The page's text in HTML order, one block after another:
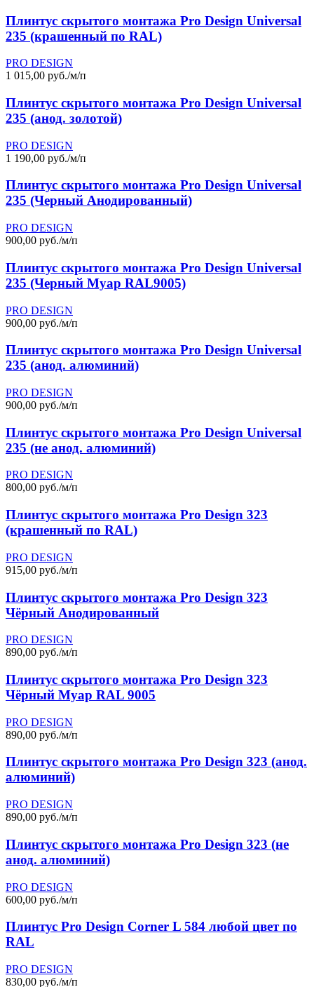
Плинтус скрытого монтажа Pro Design Universal
235 (крашенный по RAL)
PRO DESIGN
1 015,00 руб./м/п
Плинтус скрытого монтажа Pro Design Universal
235 (анод. золотой)
PRO DESIGN
1 190,00 руб./м/п
Плинтус скрытого монтажа Pro Design Universal
235 (Черный Анодированный)
PRO DESIGN
900,00 руб./м/п
Плинтус скрытого монтажа Pro Design Universal
235 (Черный Муар RAL9005)
PRO DESIGN
900,00 руб./м/п
Плинтус скрытого монтажа Pro Design Universal
235 (анод. алюминий)
PRO DESIGN
900,00 руб./м/п
Плинтус скрытого монтажа Pro Design Universal
235 (не анод. алюминий)
PRO DESIGN
800,00 руб./м/п
Плинтус скрытого монтажа Pro Design 323
(крашенный по RAL)
PRO DESIGN
915,00 руб./м/п
Плинтус скрытого монтажа Pro Design 323
Чёрный Анодированный
PRO DESIGN
890,00 руб./м/п
Плинтус скрытого монтажа Pro Design 323
Чёрный Муар RAL 9005
PRO DESIGN
890,00 руб./м/п
Плинтус скрытого монтажа Pro Design 323 (анод.
алюминий)
PRO DESIGN
890,00 руб./м/п
Плинтус скрытого монтажа Pro Design 323 (не
анод. алюминий)
PRO DESIGN
600,00 руб./м/п
Плинтус Pro Design Corner L 584 любой цвет по
RAL
PRO DESIGN
830,00 руб./м/п